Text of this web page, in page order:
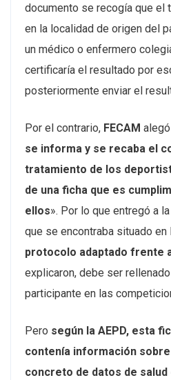
documento se recogía que el
en la localidad de origen del
un médico o enfermero
certificaría el resultado por
posteriormente enviar el
Por el contrario, FECAM
se informa y se recaba el
tratamiento de los
de una ficha que es
ellos». Por lo que entregó a
que se encontraba situado en
protocolo adaptado frente
explicaron, debe ser
participante en las
Pero según la AEPD, esta
contenía información
concreto de datos de